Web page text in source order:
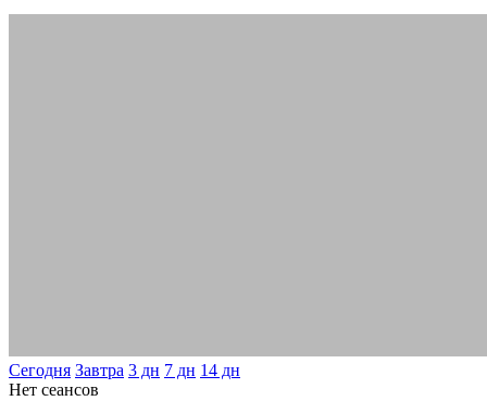
Сегодня Завтра 3 дн 7 дн 14 дн
Нет сеансов